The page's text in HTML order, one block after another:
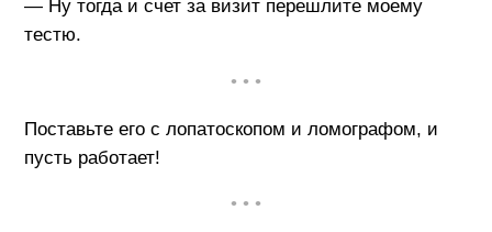
— Hу тогда и счет за визит перешлите моему
тестю.
• • •
Поставьте его с лопатоскопом и ломографом, и
пусть работает!
• • •